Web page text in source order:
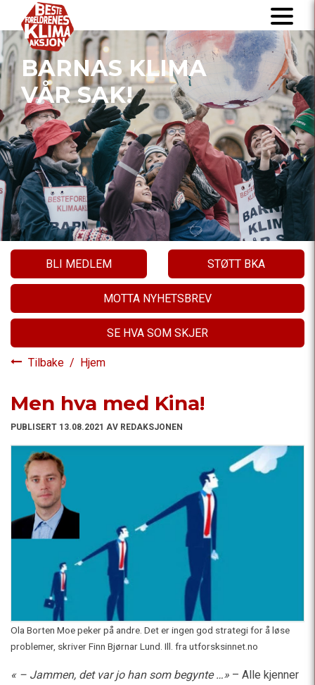
BARNAS KLIMA
VÅR SAK!
BLI MEDLEM STØTT BKA
MOTTA NYHETSBREV
SE HVA SOM SKJER
Tilbake / Hjem
Men hva med Kina!
PUBLISERT 13.08.2021 AV REDAKSJONEN
Ola Borten Moe peker på andre. Det er ingen god strategi for å løse
problemer, skriver Finn Bjørnar Lund. Ill. fra utforsksinnet.no
«– Jammen, det var jo han som begynte …» – Alle kjenner